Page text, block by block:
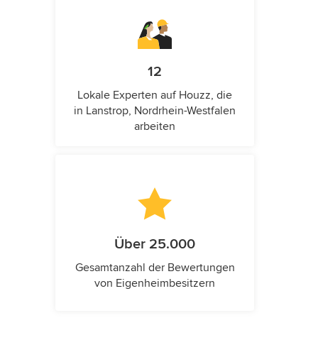
12
Lokale Experten auf Houzz, die
in Lanstrop, Nordrhein-Westfalen
arbeiten
Über 25.000
Gesamtanzahl der Bewertungen
von Eigenheimbesitzern